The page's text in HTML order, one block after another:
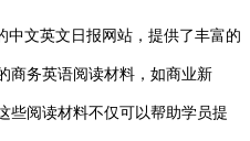
中文英文日报网站，提供了丰富的
商务英语阅读材料，如商业新
些阅读材料不仅可以帮助学员提